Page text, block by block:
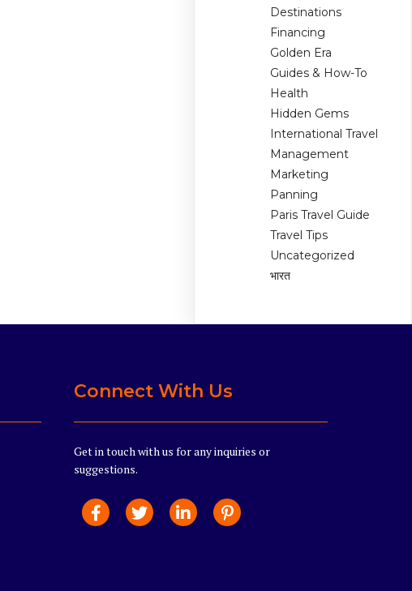
Destinations
Financing
Golden Era
Guides & How-To
Health
Hidden Gems
International Travel
Management
Marketing
Panning
Paris Travel Guide
Travel Tips
Uncategorized
भारत
Connect With Us
Get in touch with us for any inquiries or
suggestions.